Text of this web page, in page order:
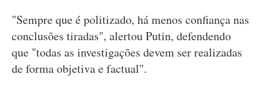
"Sempre que é politizado, há menos confiança nas
conclusões tiradas", alertou Putin, defendendo
que "todas as investigações devem ser realizadas
de forma objetiva e factual".